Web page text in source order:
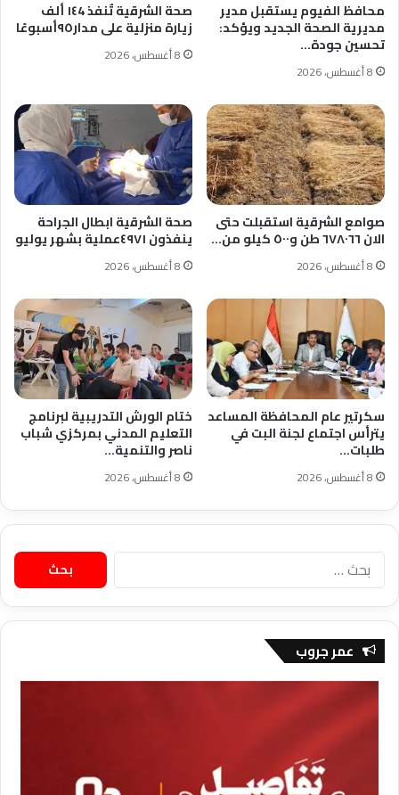
محافظ الفيوم يستقبل مدير
مديرية الصحة الجديد ويؤكد:
تحسين جودة…
8 أغسطس، 2026
صحة الشرقية تٌنفذ ١٤4 ألف
زيارة منزلية على مدار٩٥أسبوعًا
8 أغسطس، 2026
صوامع الشرقية استقبلت حتى
الان ٦٧٨٠٦٦ طن و٥٠٠ كيلو من…
8 أغسطس، 2026
صحة الشرقية ابطال الجراحة
ينفذون ٤٩٧١عملية بشهر يوليو
8 أغسطس، 2026
سكرتير عام المحافظة المساعد
يترأس اجتماع لجنة البت في
طلبات…
8 أغسطس، 2026
ختام الورش التدريبية لبرنامج
التعليم المدني بمركزي شباب
ناصر والتنمية…
8 أغسطس، 2026
البحث
عن:
عمر جروب